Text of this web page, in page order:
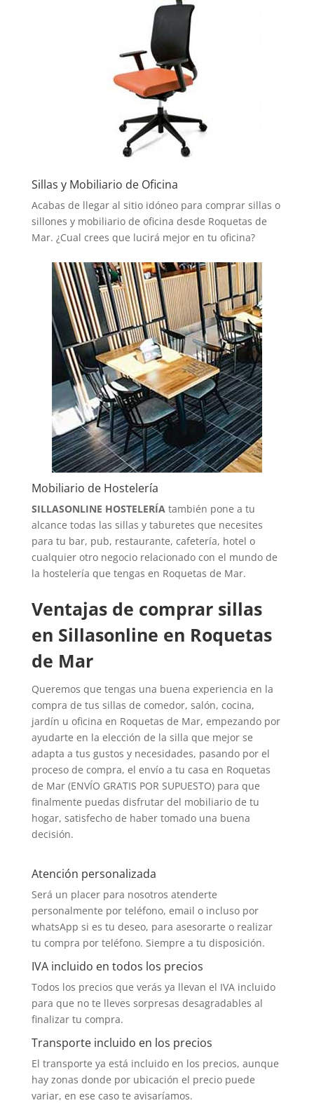
Sillas y Mobiliario de Oficina
Acabas de llegar al sitio idóneo para comprar sillas o
sillones y mobiliario de oficina desde Roquetas de
Mar. ¿Cual crees que lucirá mejor en tu oficina?
Mobiliario de Hostelería
SILLASONLINE HOSTELERÍAtambién pone a tu
alcance todas las sillas y taburetes que necesites
para tu bar, pub, restaurante, cafetería, hotel o
cualquier otro negocio relacionado con el mundo de
la hostelería que tengas en Roquetas de Mar.
Ventajas de comprar sillas
en Sillasonline en Roquetas
de Mar
Queremos que tengas una buena experiencia en la
compra de tus sillas de comedor, salón, cocina,
jardín u oficina en Roquetas de Mar, empezando por
ayudarte en la elección de la silla que mejor se
adapta a tus gustos y necesidades, pasando por el
proceso de compra, el envío a tu casa en Roquetas
de Mar (ENVÍO GRATIS POR SUPUESTO) para que
finalmente puedas disfrutar del mobiliario de tu
hogar, satisfecho de haber tomado una buena
decisión.
Atención personalizada
Será un placer para nosotros atenderte
personalmente por teléfono, email o incluso por
whatsApp si es tu deseo, para asesorarte o realizar
tu compra por teléfono. Siempre a tu disposición.
IVA incluido en todos los precios
Todos los precios que verás ya llevan el IVA incluido
para que no te lleves sorpresas desagradables al
finalizar tu compra.
Transporte incluido en los precios
El transporte ya está incluido en los precios, aunque
hay zonas donde por ubicación el precio puede
variar, en ese caso te avisaríamos.